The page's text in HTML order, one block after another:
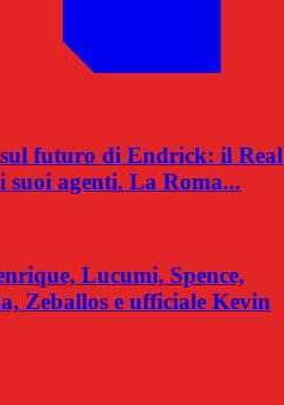
futuro di Endrick: il Real
agenti. La Roma...
Lucumi, Spence,
Zeballos e ufficiale Kevin